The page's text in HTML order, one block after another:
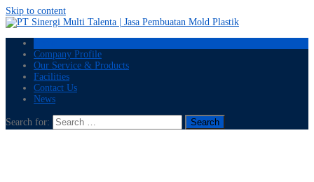
Skip to content
Company Profile
Our Service & Products
Facilities
Contact Us
News
Search for: